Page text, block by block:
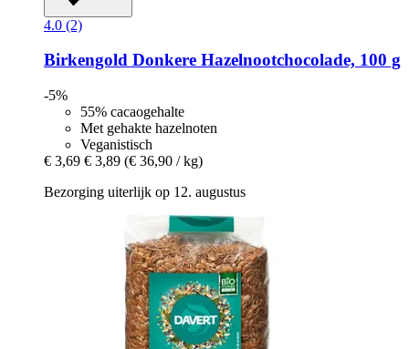
4.0 (2)
Birkengold Donkere Hazelnootchocolade, 100 g
-5%
55% cacaogehalte
Met gehakte hazelnoten
Veganistisch
€ 3,69 € 3,89 (€ 36,90 / kg)
Bezorging uiterlijk op 12. augustus